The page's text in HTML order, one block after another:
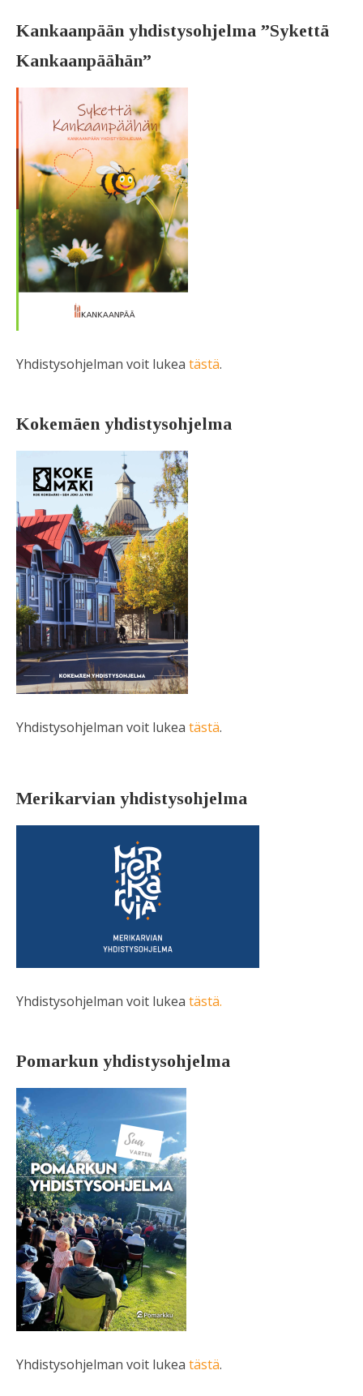
Kankaanpään yhdistysohjelma ”Sykettä
Kankaanpäähän”
Yhdistysohjelman voit lukea tästä.
Kokemäen yhdistysohjelma
Yhdistysohjelman voit lukea tästä.
Merikarvian yhdistysohjelma
Yhdistysohjelman voit lukea tästä.
Pomarkun yhdistysohjelma
Yhdistysohjelman voit lukea tästä.